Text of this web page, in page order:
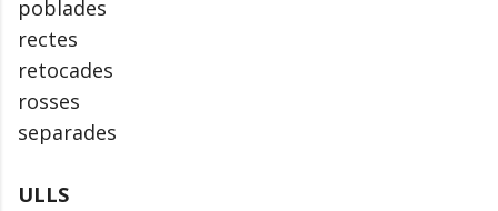
poblades
rectes
retocades
rosses
separades
ULLS